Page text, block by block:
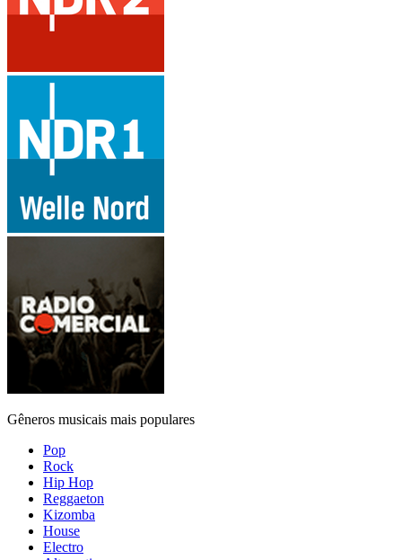
Gêneros musicais mais populares
Pop
Rock
Hip Hop
Reggaeton
Kizomba
House
Electro